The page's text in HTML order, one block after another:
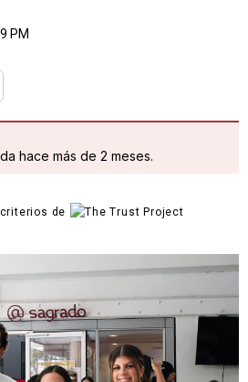
PM
hace más de 2 meses.
de